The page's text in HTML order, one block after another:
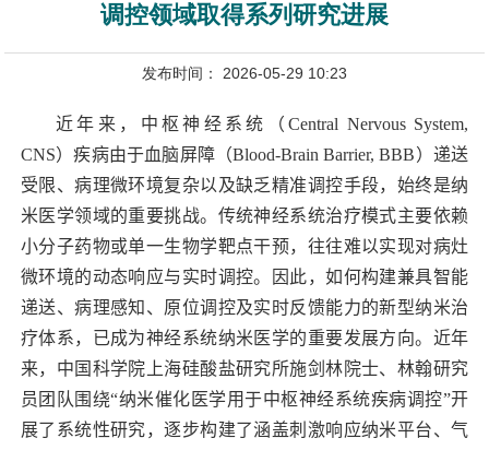
调控领域取得系列研究进展
发布时间： 2026-05-29 10:23
近年来，中枢神经系统（Central Nervous System,
CNS）疾病由于血脑屏障（Blood-Brain Barrier, BBB）递送
受限、病理微环境复杂以及缺乏精准调控手段，始终是纳
米医学领域的重要挑战。传统神经系统治疗模式主要依赖
小分子药物或单一生物学靶点干预，往往难以实现对病灶
微环境的动态响应与实时调控。因此，如何构建兼具智能
递送、病理感知、原位调控及实时反馈能力的新型纳米治
疗体系，已成为神经系统纳米医学的重要发展方向。近年
来，中国科学院上海硅酸盐研究所施剑林院士、林翰研究
员团队围绕“纳米催化医学用于中枢神经系统疾病调控”开
展了系统性研究，逐步构建了涵盖刺激响应纳米平台、气